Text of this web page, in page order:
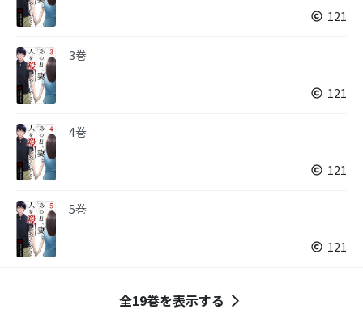
121
3巻
121
4巻
121
5巻
121
全19巻を表示する